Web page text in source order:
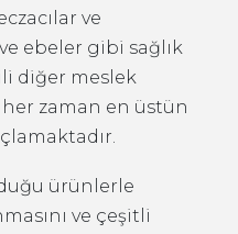
ve
ebeler gibi sağlık
diğer meslek
her zaman en üstün
ürünlerle
ve çeşitli